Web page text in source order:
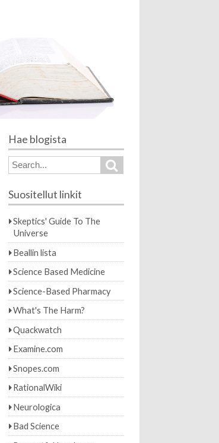
Hae blogista
Search
for:
Suositellut linkit
Skeptics' Guide To The
Universe
Beallin lista
Science Based Medicine
Science-Based Pharmacy
What's The Harm?
Quackwatch
Examine.com
Snopes.com
RationalWiki
Neurologica
Bad Science